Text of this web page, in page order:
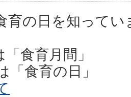
育の日を知ってい
食育月間」
食育の日」